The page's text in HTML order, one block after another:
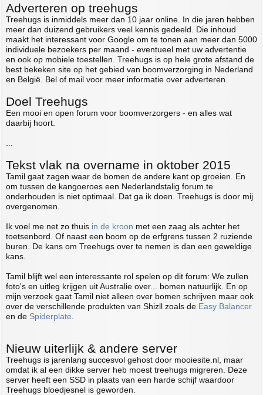
Adverteren op treehugs
Treehugs is inmiddels meer dan 10 jaar online. In die jaren hebben
meer dan duizend gebruikers veel kennis gedeeld. Die inhoud
maakt het interessant voor Google om te tonen aan meer dan 5000
individuele bezoekers per maand - eventueel met uw advertentie
en ook op mobiele toestellen. Treehugs is op hele grote afstand de
best bekeken site op het gebied van boomverzorging in Nederland
en België. Bel of mail voor meer informatie over adverteren.
Doel Treehugs
Een mooi en open forum voor boomverzorgers - en alles wat
daarbij hoort.
Tekst vlak na overname in oktober 2015
Tamil gaat zagen waar de bomen de andere kant op groeien. En
om tussen de kangoeroes een Nederlandstalig forum te
onderhouden is niet optimaal. Dat ga ik doen. Treehugs is door mij
overgenomen.
Ik voel me net zo thuis in de kroon met een zaag als achter het
toetsenbord. Of naast een boom op de erfgrens tussen 2 ruziende
buren. De kans om Treehugs over te nemen is dan een geweldige
kans.
Tamil blijft wel een interessante rol spelen op dit forum: We zullen
foto's en uitleg krijgen uit Australie over... bomen natuurlijk. En op
mijn verzoek gaat Tamil niet alleen over bomen schrijven maar ook
over de verschillende produkten van Shizll zoals de Easy Balancer
en de Spiderplate
Nieuw uiterlijk & andere server
Treehugs is jarenlang succesvol gehost door mooiesite.nl, maar
omdat ik al een dikke server heb moest treehugs migreren. Deze
server heeft een SSD in plaats van een harde schijf waardoor
Treehugs bloedjesnel is geworden.